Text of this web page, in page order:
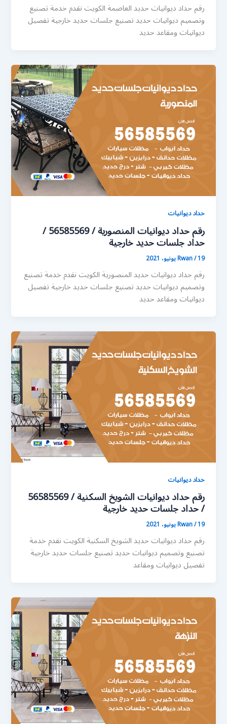
رقم حداد ديوانيات حديد العاصمة الكويت نقدم خدمة تصنيع
وتصميم ديوانيات حديد تصنيع جلسات حديد خارجية تفصيل
ديوانيات ومقاعد حديد
حداد ديوانيات
رقم حداد ديوانيات المنصورية / 56585569 /
حداد جلسات حديد خارجية
Rwan/19 يونيو، 2021
رقم حداد ديوانيات حديد المنصورية الكويت نقدم خدمة تصنيع
وتصميم ديوانيات حديد تصنيع جلسات حديد خارجية تفصيل
ديوانيات ومقاعد حديد
حداد ديوانيات
رقم حداد ديوانيات الشويخ السكنية / 56585569
/ حداد جلسات حديد خارجية
Rwan/19 يونيو، 2021
رقم حداد ديوانيات حديد الشويخ السكنية الكويت نقدم خدمة
تصنيع وتصميم ديوانيات حديد تصنيع جلسات حديد خارجية
تفصيل ديوانيات ومقاعد